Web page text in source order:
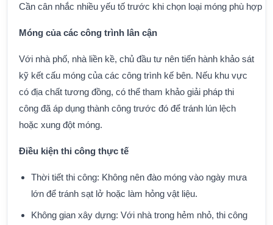
Cần cân nhắc nhiều yếu tố trước khi chọn loại móng phù hợp
Móng của các công trình lân cận
Với nhà phố, nhà liền kề, chủ đầu tư nên tiến hành khảo sát
kỹ kết cấu móng của các công trình kế bên. Nếu khu vực
có địa chất tương đồng, có thể tham khảo giải pháp thi
công đã áp dụng thành công trước đó để tránh lún lệch
hoặc xung đột móng.
Điều kiện thi công thực tế
Thời tiết thi công: Không nên đào móng vào ngày mưa
lớn để tránh sạt lở hoặc làm hỏng vật liệu.
Không gian xây dựng: Với nhà trong hẻm nhỏ, thi công